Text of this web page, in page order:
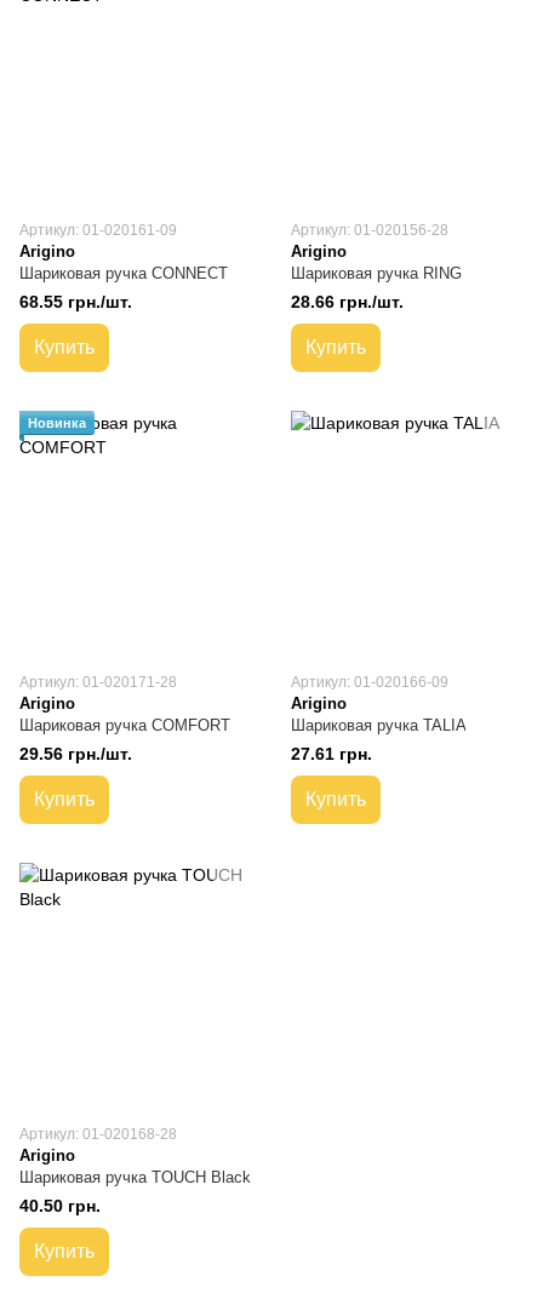
Артикул: 01-020161-09
Arigino
Шариковая ручка CONNECT
68.55 грн./шт.
Купить
Артикул: 01-020156-28
Arigino
Шариковая ручка RING
28.66 грн./шт.
Купить
Новинка
Артикул: 01-020171-28
Arigino
Шариковая ручка COMFORT
29.56 грн./шт.
Купить
Артикул: 01-020166-09
Arigino
Шариковая ручка TALIA
27.61 грн.
Купить
Артикул: 01-020168-28
Arigino
Шариковая ручка TOUCH Black
40.50 грн.
Купить